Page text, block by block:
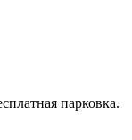
парковка.